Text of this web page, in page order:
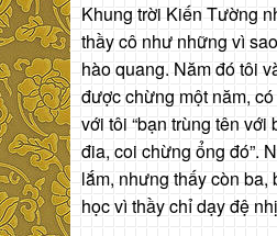
Khung trời Kiến Tường
thầy cô như những vì
hào quang. Năm đó tôi
được chừng một năm,
với tôi “bạn trùng tên với
đia, coi chừng ổng đó”.
lắm, nhưng thấy còn ba,
học vì thầy chỉ dạy đệ